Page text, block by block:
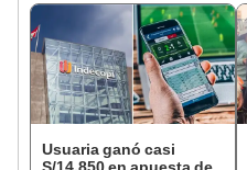
Usuaria ganó casi